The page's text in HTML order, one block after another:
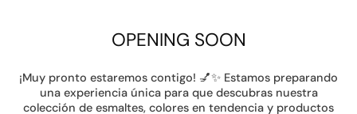
OPENING SOON
¡Muy pronto estaremos contigo! 💅✨ Estamos preparando
una experiencia única para que descubras nuestra
colección de esmaltes, colores en tendencia y productos